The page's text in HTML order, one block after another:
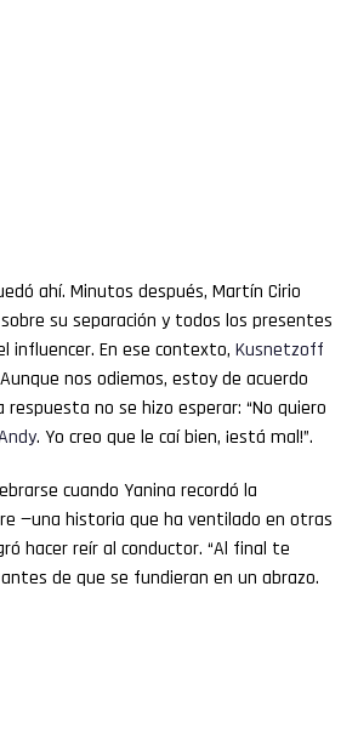
ahí. Minutos después, Martín Cirio
su separación y todos los presentes
influencer. En ese contexto, Kusnetzoff
nos odiemos, estoy de acuerdo
respuesta no se hizo esperar: “No quiero
. Yo creo que le caí bien, ¡está mal!”.
cuando Yanina recordó la
—una historia que ha ventilado en otras
hacer reír al conductor. “Al final te
de que se fundieran en un abrazo.